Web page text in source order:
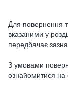
Для повернення
вказаними у
передбачає
З умовами
ознайомитися на